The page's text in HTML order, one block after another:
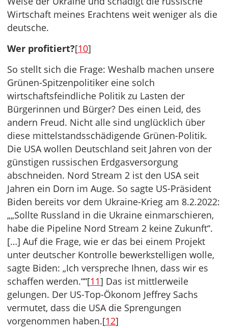
Wirtschaft meines Erachtens weit weniger als die
deutsche.
Wer profitiert?[10]
So stellt sich die Frage: Weshalb machen unsere
Grünen-Spitzenpolitiker eine solch
wirtschaftsfeindliche Politik zu Lasten der
Bürgerinnen und Bürger? Des einen Leid, des
andern Freud. Nicht alle sind unglücklich über
diese mittelstandsschädigende Grünen-Politik.
Die USA wollen Deutschland seit Jahren von der
günstigen russischen Erdgasversorgung
abschneiden. Nord Stream 2 ist den USA seit
Jahren ein Dorn im Auge. So sagte US-Präsident
Biden bereits vor dem Ukraine-Krieg am 8.2.2022:
„„Sollte Russland in die Ukraine einmarschieren,
habe die Pipeline Nord Stream 2 keine Zukunft“.
[…] Auf die Frage, wie er das bei einem Projekt
unter deutscher Kontrolle bewerkstelligen wolle,
sagte Biden: „Ich verspreche Ihnen, dass wir es
schaffen werden.““[11] Das ist mittlerweile
gelungen. Der US-Top-Ökonom Jeffrey Sachs
vermutet, dass die USA die Sprengungen
vorgenommen haben.[12]